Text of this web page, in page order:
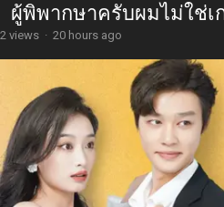
ผู้พิพากษาครับผมไม่ใช่เ
2 views · 20 hours ago